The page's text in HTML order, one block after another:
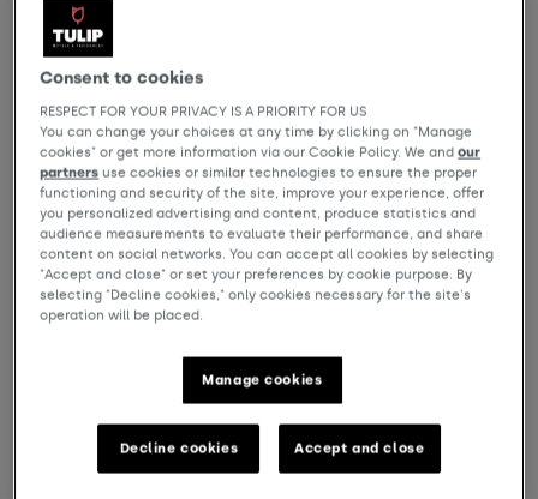
TULIP Hotels & Residences bieten
gleichermaßen Komfort, Stil und Funktionalität
und schaffen einen perfekten Rahmen, in denen
Arbeit, Entspannung und gesellige Momente
mühelos ineinander übergehen. Unsere hybriden
Räume sind mit Einfachheit und Liebe zum Detail
gestaltet und bieten eine einladende
Atmosphäre, sowohl für Geschäfts- als auch
für...
Mehr lesen
Consent to cookies
RESPECT FOR YOUR PRIVACY IS A PRIORITY FOR US
You can change your choices at any time by clicking on "Manage
cookies" or get more information via our Cookie Policy. We andour
partners use cookies or similar technologies to ensure the proper
functioning and security of the site, improve your experience, offer
you personalized advertising and content, produce statistics and
audience measurements to evaluate their performance, and share
content on social networks. You can accept all cookies by selecting
"Accept and close" or set your preferences by cookie purpose. By
selecting "Decline cookies," only cookies necessary for the site's
operation will be placed.
Manage cookies
Decline cookies Accept and close